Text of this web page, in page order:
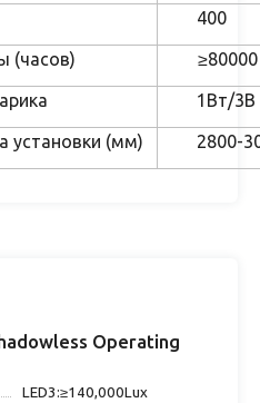
400
(часов) ≥80000
1Вт/3В
установки (мм) 2800-
Operating
LED3:≥140,000Lux